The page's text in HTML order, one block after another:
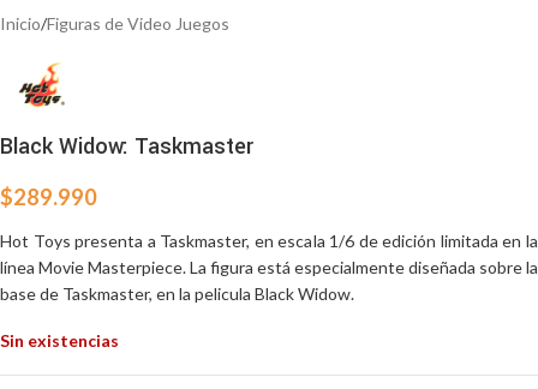
Inicio/Figuras de Video Juegos
Black Widow: Taskmaster
$289.990
Hot Toys presenta a Taskmaster, en escala 1/6 de edición limitada en la
línea Movie Masterpiece. La figura está especialmente diseñada sobre la
base de Taskmaster, en la pelicula Black Widow.
Sin existencias